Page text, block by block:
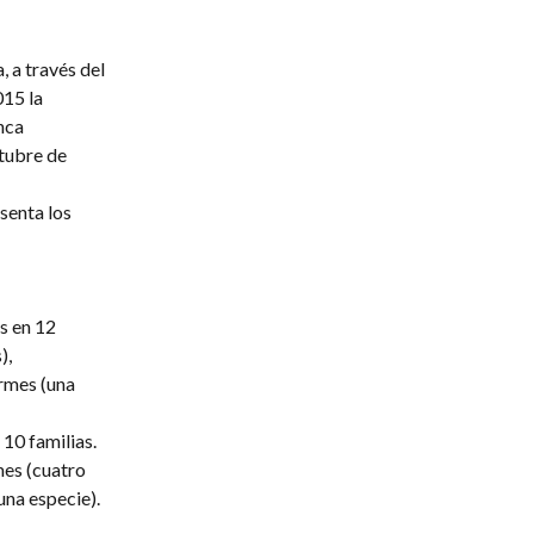
a través del
la
de
los
en 12
(una
familias.
(cuatro
especie).